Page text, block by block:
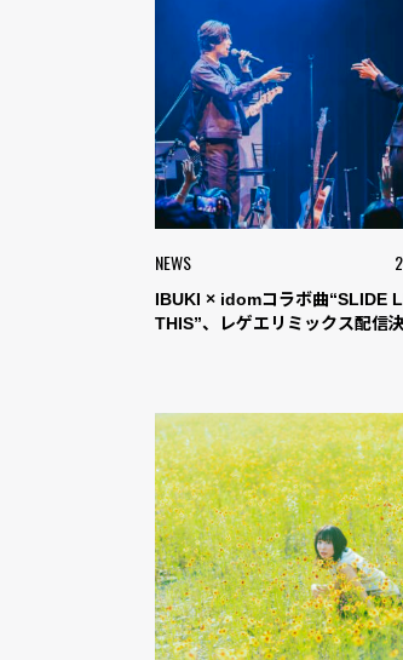
NEWS
IBUKI × idomコラボ曲“SLIDE
THIS”、レゲエリミックス配信